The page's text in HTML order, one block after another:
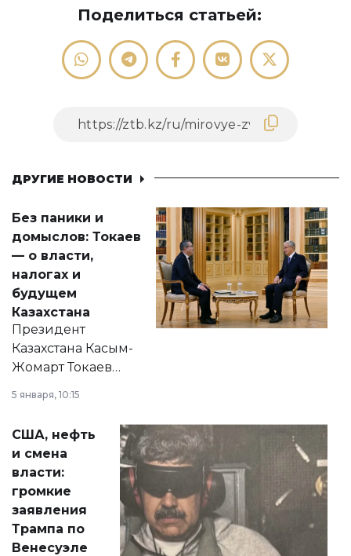
Поделиться статьей:
ДРУГИЕ НОВОСТИ
Без паники и
домыслов: Токаев
— о власти,
налогах и
будущем
Казахстана
Президент
Казахстана Касым-
Жомарт Токаев
сразу несколько
актуальных тем —
от слухов о
политических
реформах до
вопросов армии,
экономики и
личного здоровья.
5 января, 10:15
США, нефть
и смена
власти:
громкие
заявления
Трампа по
Венесуэле